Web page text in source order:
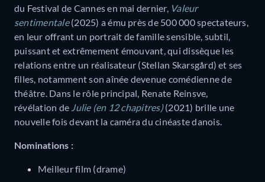
du Festival de Cannes en mai dernier, Valeur
sentimentale(2025) a ému près de 500 000 spectateurs,
en leur offrant un portrait de famille sensible, subtil,
puissant et extrêmement émouvant, qui dissèque les
relations entre un réalisateur (Stellan Skarsgård) et ses
filles, notamment son aînée devenue comédienne de
théâtre. Dans le rôle principal, Renate Reinsve,
révélation de Julie (en 12 chapitres)(2021) brille une
nouvelle fois devant la caméra du cinéaste danois.
Nominations :
Meilleur film (drame)